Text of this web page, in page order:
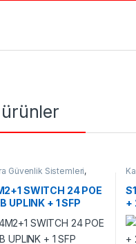
Güvenlik Sistemleri,
SWITCH 24 POE
UPLINK + 1 SFP
+